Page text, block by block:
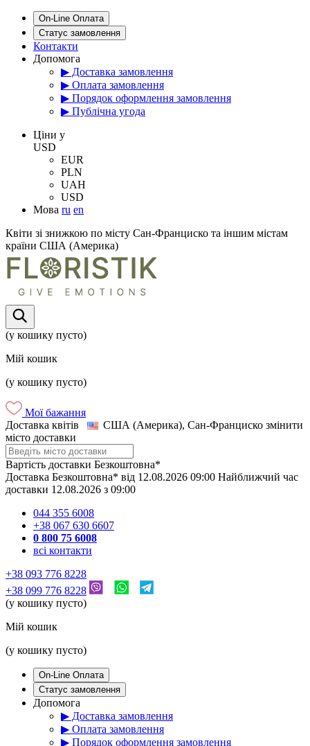
On-Line Оплата
Статус замовлення
Контакти
Допомога
▶ Доставка замовлення
▶ Оплата замовлення
▶ Порядок оформлення замовлення
▶ Публічна угода
Цiни у
USD
EUR
PLN
UAH
USD
Мова ru en
Квіти зі знижкою по місту Сан-Франциско та іншим містам
країни США (Америка)
(у кошику пусто)
Мій кошик
(у кошику пусто)
Мої бажання
Доставка квітів
США (Америка), Сан-Франциско змінити
місто доставки
Вартість доставки Безкоштовна*
Доставка Безкоштовна* від 12.08.2026 09:00 Найближчий час
доставки 12.08.2026 з 09:00
044 355 6008
+38 067 630 6607
0 800 75 6008
всі контакти
+38 093 776 8228
+38 099 776 8228
(у кошику пусто)
Мій кошик
(у кошику пусто)
On-Line Оплата
Статус замовлення
Допомога
▶ Доставка замовлення
▶ Оплата замовлення
▶ Порядок оформлення замовлення